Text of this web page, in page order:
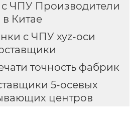
с ЧПУ Производители
в Китае
с ЧПУ xyz-оси
точность фабрик
5-осевых
центров